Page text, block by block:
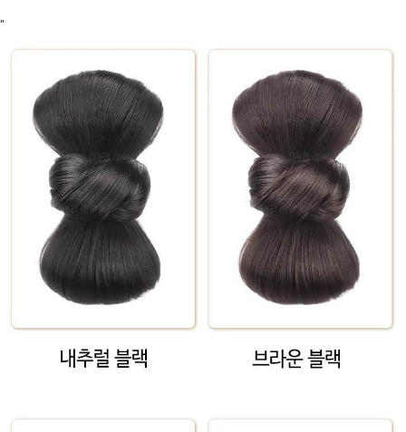
"